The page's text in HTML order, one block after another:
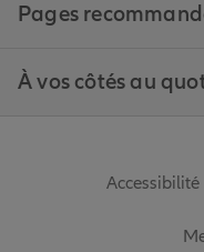
Pages
À vos côtés au